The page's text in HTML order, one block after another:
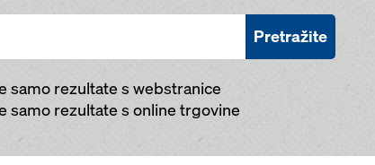
Pretražite
samo rezultate s webstranice
samo rezultate s online trgovine